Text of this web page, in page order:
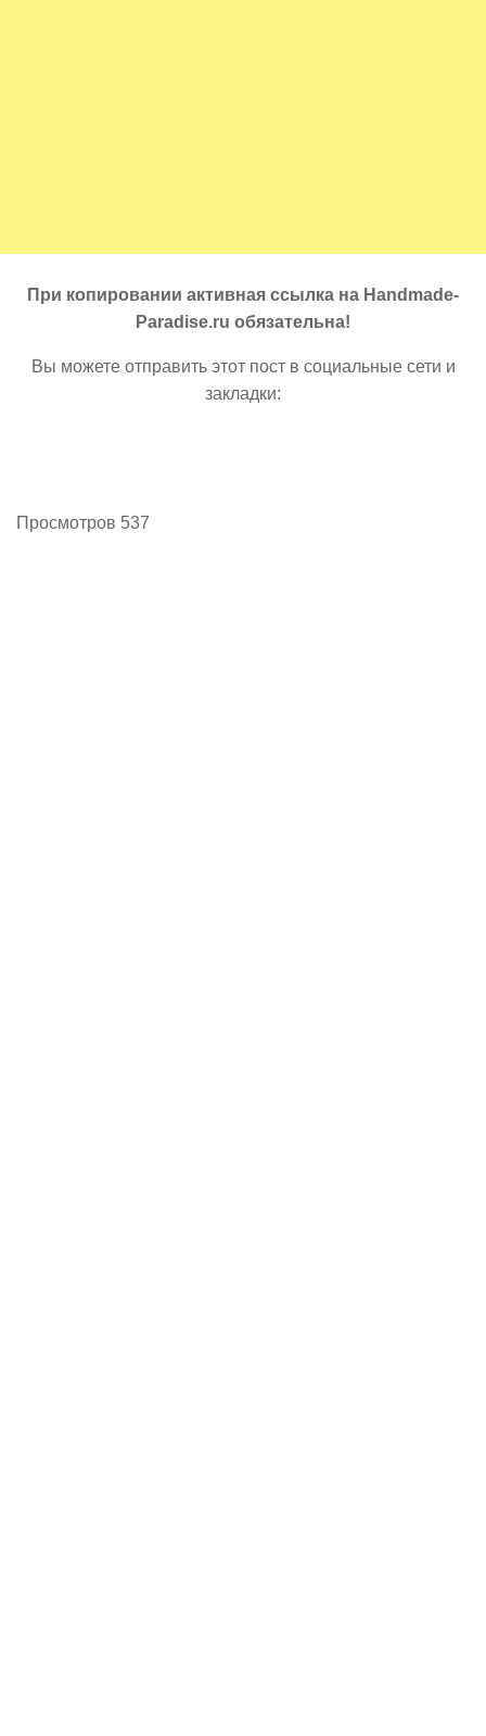
При копировании активная ссылка на Handmade-
Paradise.ru обязательна!
Вы можете отправить этот пост в социальные сети и
закладки:
Просмотров 537